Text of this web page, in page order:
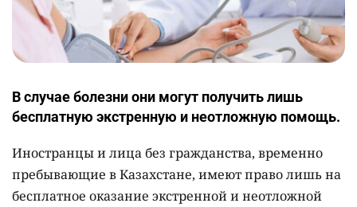
В случае болезни они могут получить лишь
бесплатную экстренную и неотложную помощь.
Иностранцы и лица без гражданства, временно
пребывающие в Казахстане, имеют право лишь на
бесплатное оказание экстренной и неотложной